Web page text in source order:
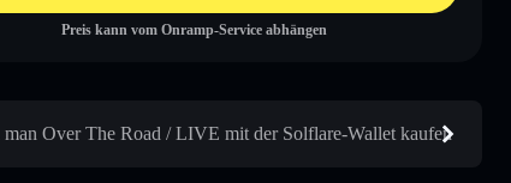
Preis kann vom Onramp-Service abhängen
man Over The Road / LIVE mit der Solflare-Wallet kaufen